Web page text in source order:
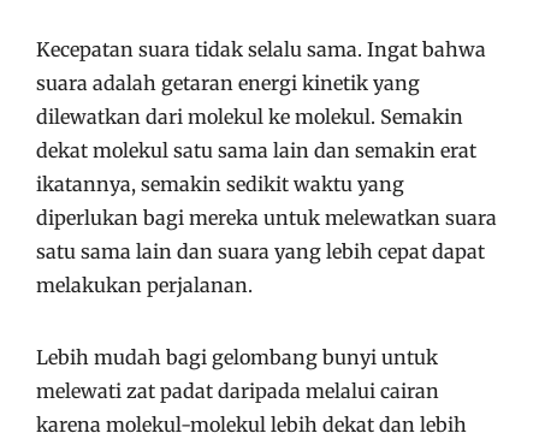
Kecepatan suara tidak selalu sama. Ingat bahwa
suara adalah getaran energi kinetik yang
dilewatkan dari molekul ke molekul. Semakin
dekat molekul satu sama lain dan semakin erat
ikatannya, semakin sedikit waktu yang
diperlukan bagi mereka untuk melewatkan suara
satu sama lain dan suara yang lebih cepat dapat
melakukan perjalanan.
Lebih mudah bagi gelombang bunyi untuk
melewati zat padat daripada melalui cairan
karena molekul-molekul lebih dekat dan lebih